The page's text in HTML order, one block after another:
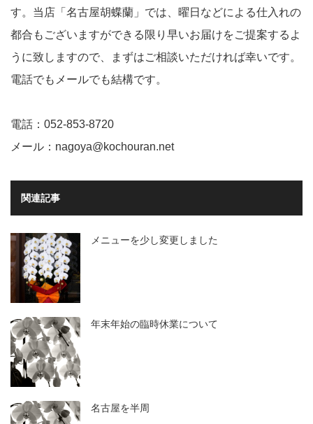
す。当店「名古屋胡蝶蘭」では、曜日などによる仕入れの
都合もございますができる限り早いお届けをご提案するよ
うに致しますので、まずはご相談いただければ幸いです。
電話でもメールでも結構です。
電話：052-853-8720
メール：nagoya@kochouran.net
関連記事
メニューを少し変更しました
年末年始の臨時休業について
名古屋を半周